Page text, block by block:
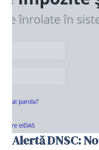
Alertă DNSC: